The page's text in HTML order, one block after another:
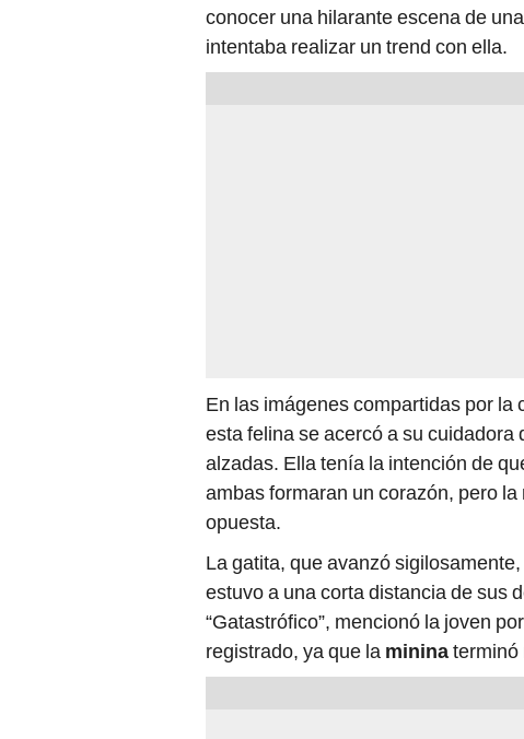
conocer una hilarante escena de
intentaba realizar un trend con ella.
En las imágenes compartidas por
esta felina se acercó a su
alzadas. Ella tenía la intención de
ambas formaran un corazón, pero
opuesta.
La gatita, que avanzó
estuvo a una corta distancia de sus
“Gatastrófico”, mencionó la joven
registrado, ya que la mininaterminó